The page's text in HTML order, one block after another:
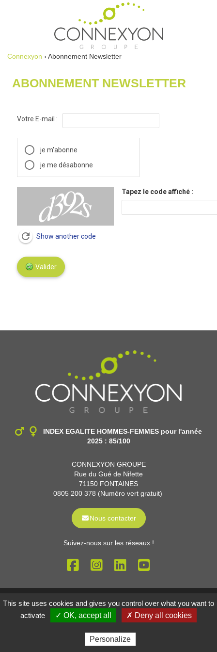
Connexyon › Abonnement Newsletter
ABONNEMENT NEWSLETTER
Votre E-mail :
je m'abonne
je me désabonne
Tapez le code affiché :
Show another code
Valider
INDEX EGALITE HOMMES-FEMMES pour l'année
2025 : 85/100
CONNEXYON GROUPE
Rue du Gué de Nifette
71150 FONTAINES
0805 200 378 (Numéro vert gratuit)
Nous contacter
Suivez-nous sur les réseaux !
Mentions légales
Gestion des cookies
Réalisé par
This site uses cookies and gives you control over what you want to
activate
✓ OK, accept all ✗ Deny all cookies
Personalize